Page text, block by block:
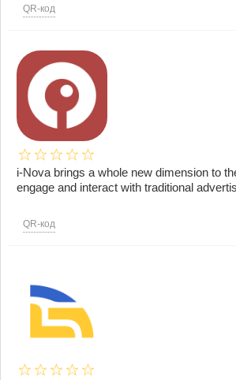
QR-код
i-Nova brings a whole new dimension to
engage and interact with traditional
QR-код